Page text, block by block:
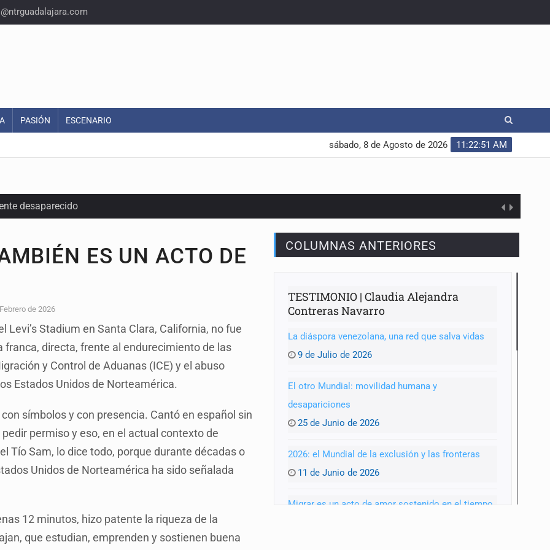
PASIÓN ESCENARIO
11:22:52 AM
sábado, 8 de Agosto de 2026
desaparecido
del INE para aprobar lineamientos de fiscalización
Santa Tere
por caso Ayotzinapa y promete justicia
relaciones con México
Presidente de Colombia
telefónico
ES UN ACTO DE
de 2026
Stadium en Santa Clara, California, no fue
directa, frente al endurecimiento de las
y Control de Aduanas (ICE) y el abuso
Estados Unidos de Norteamérica.
símbolos y con presencia. Cantó en español sin
permiso y eso, en el actual contexto de
Tío Sam, lo dice todo, porque durante décadas o
Unidos de Norteamérica ha sido señalada
12 minutos, hizo patente la riqueza de la
que estudian, emprenden y sostienen buena
COLUMNAS ANTERIORES
TESTIMONIO | Claudia Alejandra
Contreras Navarro
La diáspora venezolana, una red que salva vidas
9 de Julio de 2026
El otro Mundial: movilidad humana y
desapariciones
25 de Junio de 2026
2026: el Mundial de la exclusión y las fronteras
11 de Junio de 2026
Migrar es un acto de amor sostenido en el tiempo